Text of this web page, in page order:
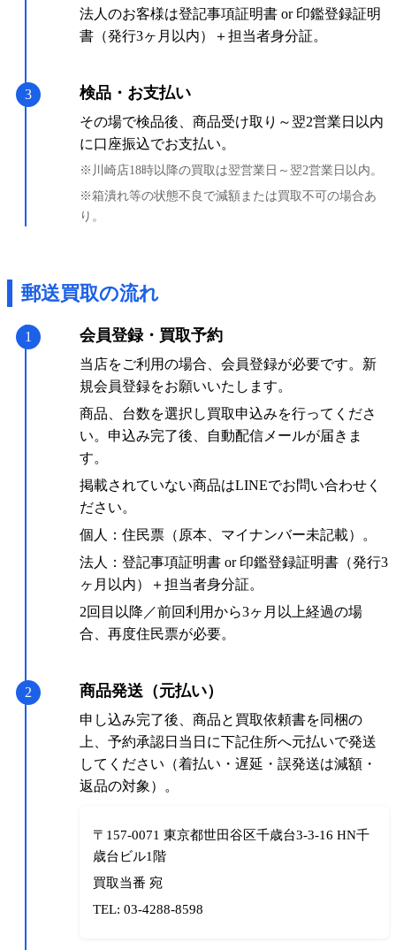
法人のお客様は登記事項証明書 or 印鑑登録証明
書（発行3ヶ月以内）＋担当者身分証。
3 検品・お支払い
その場で検品後、商品受け取り～翌2営業日以内
に口座振込でお支払い。
※川崎店18時以降の買取は翌営業日～翌2営業日以内。
※箱潰れ等の状態不良で減額または買取不可の場合あ
り。
郵送買取の流れ
1 会員登録・買取予約
当店をご利用の場合、会員登録が必要です。新
規会員登録をお願いいたします。
商品、台数を選択し買取申込みを行ってくださ
い。申込み完了後、自動配信メールが届きま
す。
掲載されていない商品はLINEでお問い合わせく
ださい。
個人：住民票（原本、マイナンバー未記載）。
法人：登記事項証明書 or 印鑑登録証明書（発行3
ヶ月以内）＋担当者身分証。
2回目以降／前回利用から3ヶ月以上経過の場
合、再度住民票が必要。
2 商品発送（元払い）
申し込み完了後、商品と買取依頼書を同梱の
上、予約承認日当日に下記住所へ元払いで発送
してください（着払い・遅延・誤発送は減額・
返品の対象）。
〒157-0071 東京都世田谷区千歳台3-3-16 HN千
歳台ビル1階
買取当番 宛
TEL: 03-4288-8598